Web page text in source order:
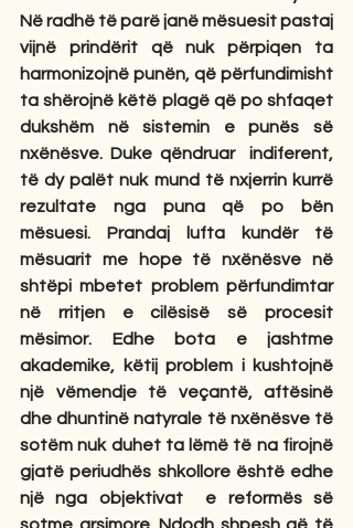
Në radhë të parë janë mësuesit pastaj
vijnë prindërit që nuk përpiqen ta
harmonizojnë punën, që përfundimisht
ta shërojnë këtë plagë që po shfaqet
dukshëm në sistemin e punës së
nxënësve. Duke qëndruar  indiferent,
të dy palët nuk mund të nxjerrin kurrë
rezultate nga puna që po bën
mësuesi. Prandaj lufta kundër të
mësuarit me hope të nxënësve në
shtëpi mbetet problem përfundimtar
në rritjen e cilësisë së procesit
mësimor. Edhe bota e jashtme
akademike, këtij problem i kushtojnë
një vëmendje të veçantë, aftësinë
dhe dhuntinë natyrale të nxënësve të
sotëm nuk duhet ta lëmë të na firojnë
gjatë periudhës shkollore është edhe
një nga objektivat  e reformës së